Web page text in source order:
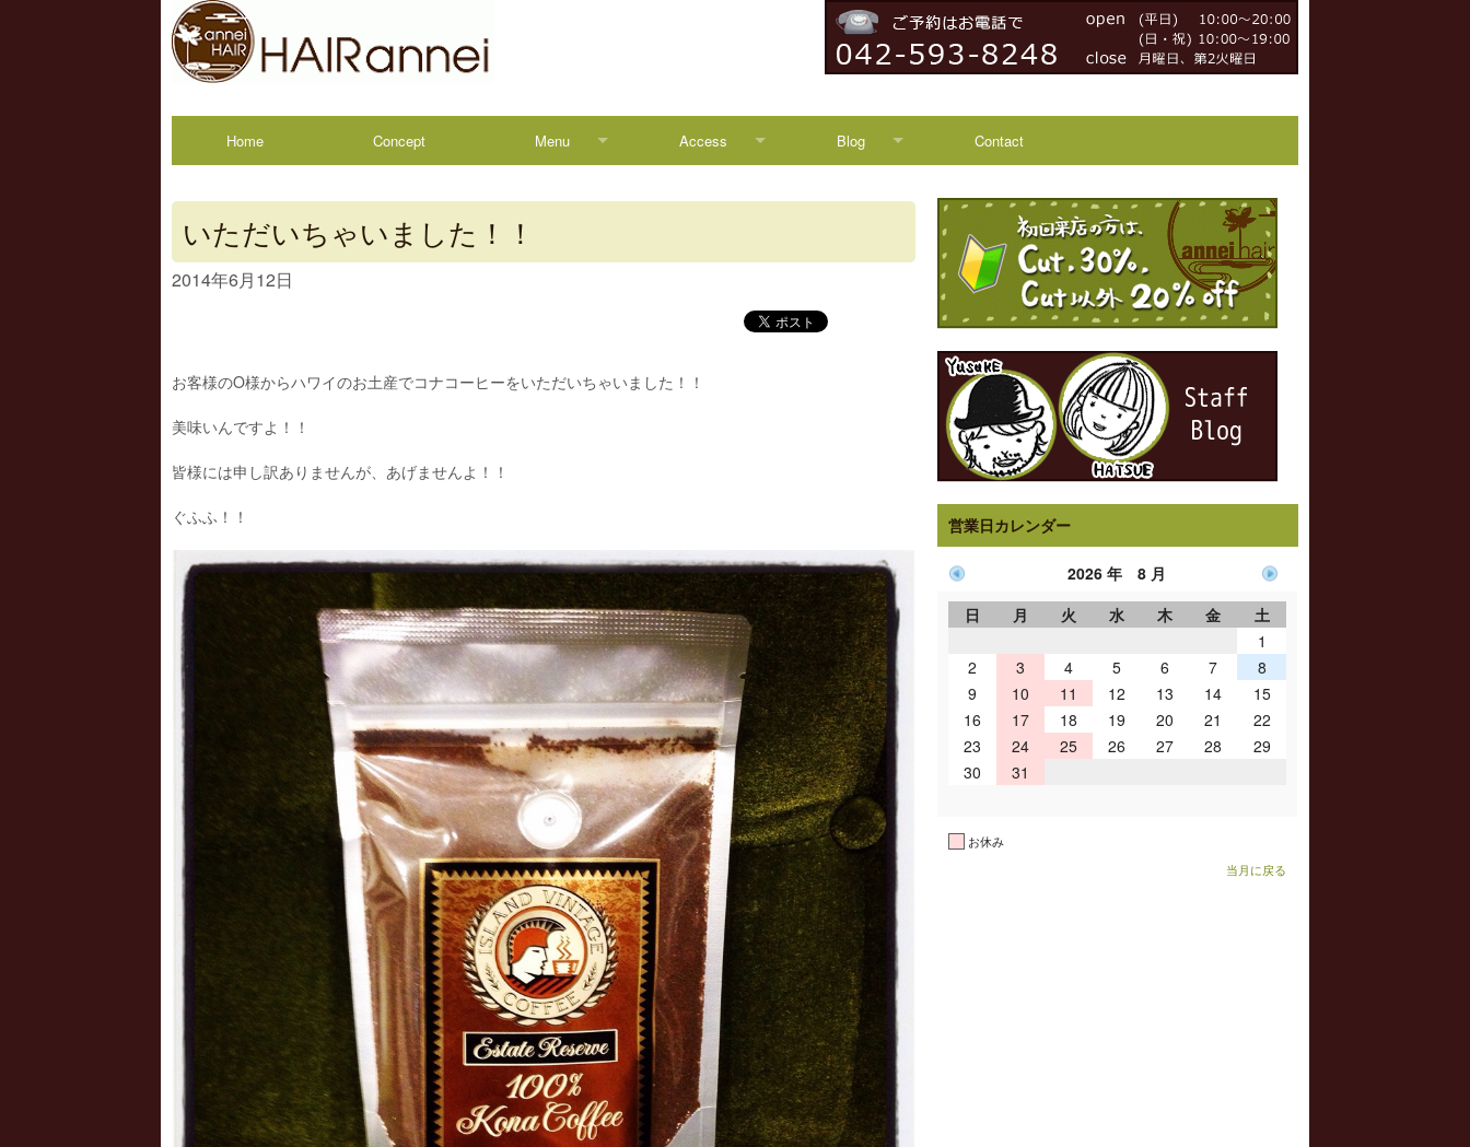
Home Concept Menu Access Blog Contact
いただいちゃいました！！
2014年6月12日
お客様のO様からハワイのお土産でコナコーヒーをいただいちゃいました！！
美味いんですよ！！
皆様には申し訳ありませんが、あげませんよ！！
ぐふふ！！ 営業日カレンダー
2026 年 8 月
日
月 火 水 木 金
土
1
2
3 4 5 6 7
8
9
10 11 12 13 14
15
16
17 18 19 20 21
22
23
24 25 26 27 28
29
30
31
お休み
当月に戻る